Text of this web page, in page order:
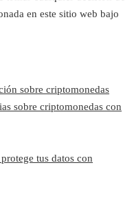
en este sitio web bajo
sobre criptomonedas
sobre criptomonedas con
tus datos con